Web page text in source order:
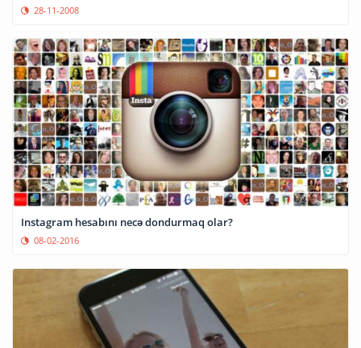
28-11-2008
Instagram hesabını necə dondurmaq olar?
08-02-2016